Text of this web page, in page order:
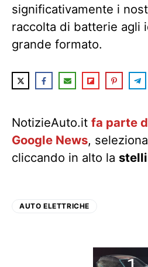
significativamente i
raccolta di batterie agli
grande formato.
NotizieAuto.it fa parte
Google News,
cliccando in alto la
AUTO ELETTRICHE